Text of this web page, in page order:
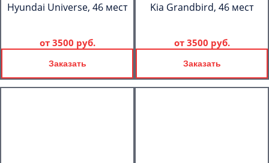
Hyundai Universe, 46 мест
от 3500 руб.
Заказать
Kia Grandbird, 46 мест
от 3500 руб.
Заказать